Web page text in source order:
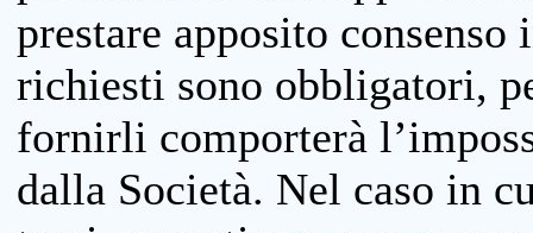
prestare apposito
richiesti sono obbligatori,
fornirli comporterà
dalla Società. Nel caso in